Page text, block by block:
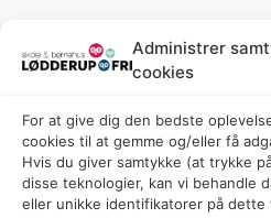
Administrer
cookies
For at give dig den bedste
cookies til at gemme og/eller få
Hvis du giver samtykke (at trykke
disse teknologier, kan vi behandle
eller unikke identifikatorer på
Information
Nyhedsbreve
Fredagsbreve
Privatlivspolitik
Cookiepolitik